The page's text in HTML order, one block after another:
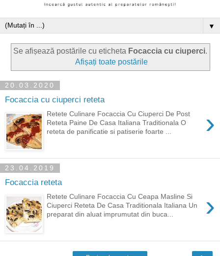
▼
Se afișează postările cu eticheta Focaccia cu ciuperci.
Afișați toate postările
20.03.2020
Focaccia cu ciuperci reteta
›
Retete Culinare Focaccia Cu Ciuperci De Post
Reteta Paine De Casa Italiana Traditionala O
reteta de panificatie si patiserie foarte ...
23.04.2019
Focaccia reteta
›
Retete Culinare Focaccia Cu Ceapa Masline Si
Ciuperci Reteta De Casa Traditionala Italiana Un
preparat din aluat imprumutat din buca...